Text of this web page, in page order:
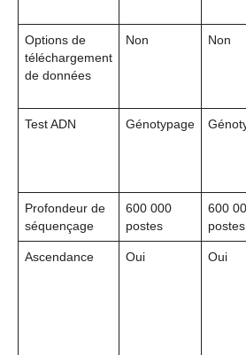
Options de
téléchargement
de données
Non Non
Test ADN Génotypage
Profondeur de
séquençage
600 000
postes
600
postes
Ascendance Oui Oui